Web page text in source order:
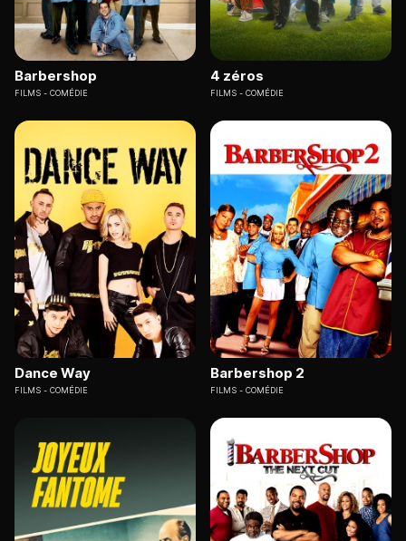
Barbershop
FILMS COMÉDIE
4 zéros
FILMS COMÉDIE
Dance Way
FILMS COMÉDIE
Barbershop 2
FILMS COMÉDIE